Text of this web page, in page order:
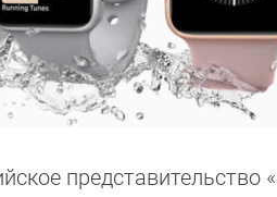
представительство